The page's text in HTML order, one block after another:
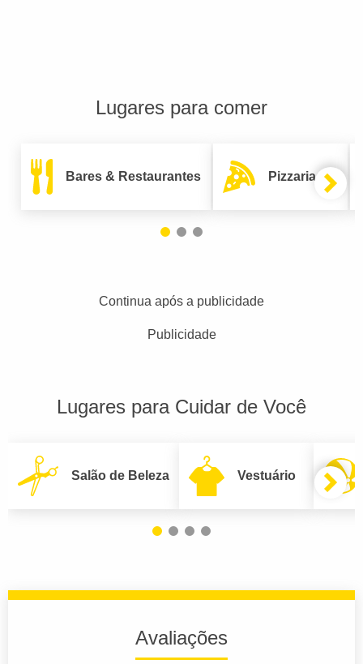
Lugares para comer
Bares & Restaurantes Pizzarias
Continua após a publicidade
Publicidade
Lugares para Cuidar de Você
Salão de Beleza Vestuário
Avaliações